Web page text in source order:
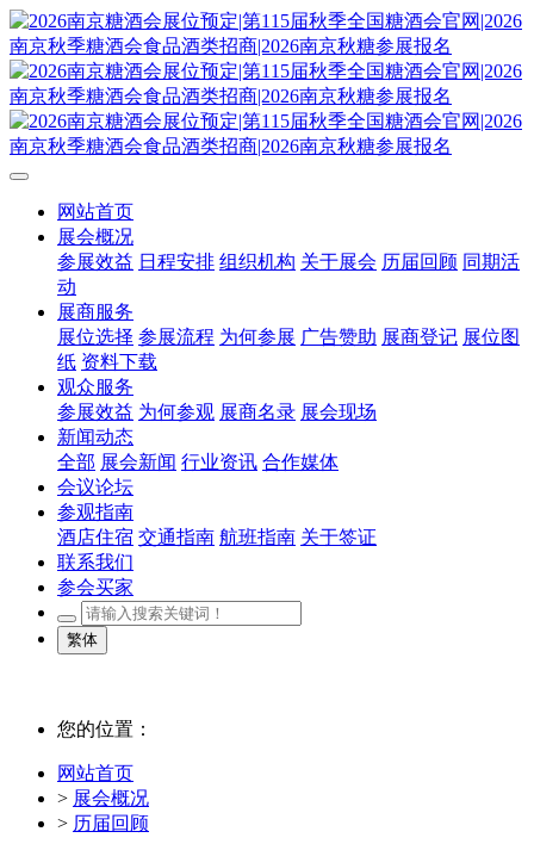
网站首页
展会概况
参展效益 日程安排 组织机构 关于展会 历届回顾 同期活
动
展商服务
展位选择 参展流程 为何参展 广告赞助 展商登记 展位图
纸 资料下载
观众服务
参展效益 为何参观 展商名录 展会现场
新闻动态
全部 展会新闻 行业资讯 合作媒体
会议论坛
参观指南
酒店住宿 交通指南 航班指南 关于签证
联系我们
参会买家
繁体
您的位置：
网站首页
> 展会概况
> 历届回顾